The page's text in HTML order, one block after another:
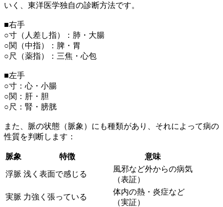
いく、東洋医学独自の診断方法です。
■右手
○寸（人差し指）：肺・大腸
○関（中指）：脾・胃
○尺（薬指）：三焦・心包
■左手
○寸：心・小腸
○関：肝・胆
○尺：腎・膀胱
また、脈の状態（脈象）にも種類があり、それによって病の
性質を判断します：
脈象 特徴 意味
浮脈 浅く表面で感じる
風邪など外からの病気
（表証）
実脈 力強く張っている
体内の熱・炎症など
（実証）